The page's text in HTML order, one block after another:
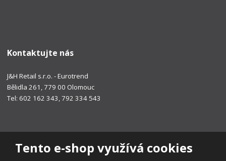
Tento e-shop využívá cookies
Kontaktujte nás
J&H Retail s.r.o. - Eurotrend
Bělidla 261, 779 00 Olomouc
Tel: 602 162 343, 792 334 543